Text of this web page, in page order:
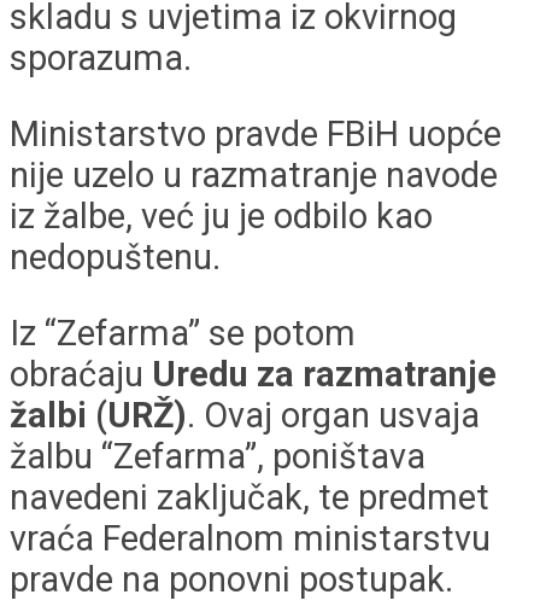
skladu s uvjetima iz okvirnog
sporazuma.
Ministarstvo pravde FBiH uopće
nije uzelo u razmatranje navode
iz žalbe, već ju je odbilo kao
nedopuštenu.
Iz “Zefarma” se potom
obraćaju Uredu za razmatranje
žalbi (URŽ). Ovaj organ usvaja
žalbu “Zefarma”, poništava
navedeni zaključak, te predmet
vraća Federalnom ministarstvu
pravde na ponovni postupak.